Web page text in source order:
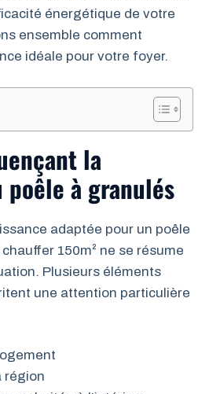
énergétique de votre
ensemble comment
idéale pour votre foyer.
la
poêle à granulés
adaptée pour un poêle
150m² ne se résume
Plusieurs éléments
une attention particulière
région